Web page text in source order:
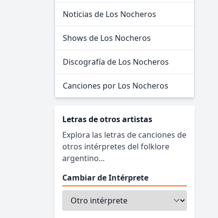
Noticias de Los Nocheros
Shows de Los Nocheros
Discografía de Los Nocheros
Canciones por Los Nocheros
Letras de otros artistas
Explora las letras de canciones de
otros intérpretes del folklore
argentino...
Cambiar de Intérprete